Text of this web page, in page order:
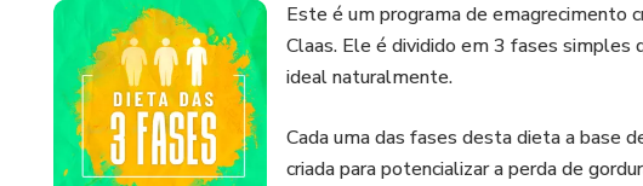
Este é um programa de emagrecimento
Claas. Ele é dividido em 3 fases simples
ideal naturalmente.
Cada uma das fases desta dieta a base
criada para potencializar a perda de